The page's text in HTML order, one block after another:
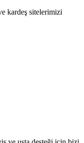
kardeş sitelerimizi